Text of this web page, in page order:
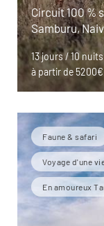
Circuit 100 %
Samburu,
13 jours / 10 nuits
à partir de 5200€
Faune & safari
Voyage d'une
En amoureux